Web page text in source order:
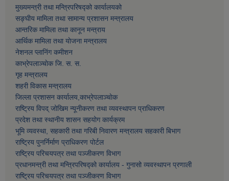
मुख्यमन्त्री तथा मन्त्रिपरिषद्को कार्यालयको
सङ्घीय मामिला तथा सामान्य प्रशासन मन्त्रालय
आन्तरिक मामिला तथा कानून मन्त्राय
आर्थिक मामिला तथा याेजना मन्त्रालय
नेशनल प्लानिंग कमीशन
काभ्रेपलाञ्चाेक जि. स. स.
गृह मन्त्रालय
शहरी विकास मन्त्रालय
जिल्ला प्रशासन कार्यालय,काभ्रेपलाञ्चाेक
राष्ट्रिय विपद् जोखिम न्यूनीकरण तथा व्यवस्थापन प्राधिकरण
प्रदेश तथा स्थानीय शासन सहयोग कार्यक्रम
भूमि व्यवस्था, सहकारी तथा गरिबी निवारण मन्त्रालय सहकारी बिभाग
राष्ट्रिय पुनर्निर्माण प्राधिकरण पोर्टल
राष्ट्रिय परिचयपत्र तथा पञ्जीकरण विभाग
प्रधानमन्त्री तथा मन्त्रिपरिषद्को कार्यालय - गुनासो व्यवस्थापन प्रणाली
राष्ट्रिय परिचयपत्र तथा पञ्जीकरण विभाग